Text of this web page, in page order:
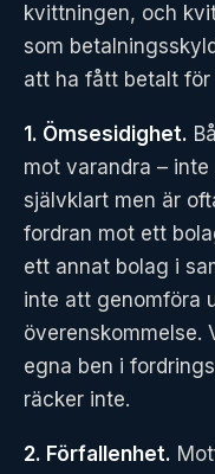
kvittningen, och
som
att ha fått betalt för
1. Ömsesidighet.
mot varandra –
självklart men är
fordran mot ett
ett annat bolag i
inte att genomföra
överenskommelse.
egna ben i
räcker inte.
2. Förfallenhet.